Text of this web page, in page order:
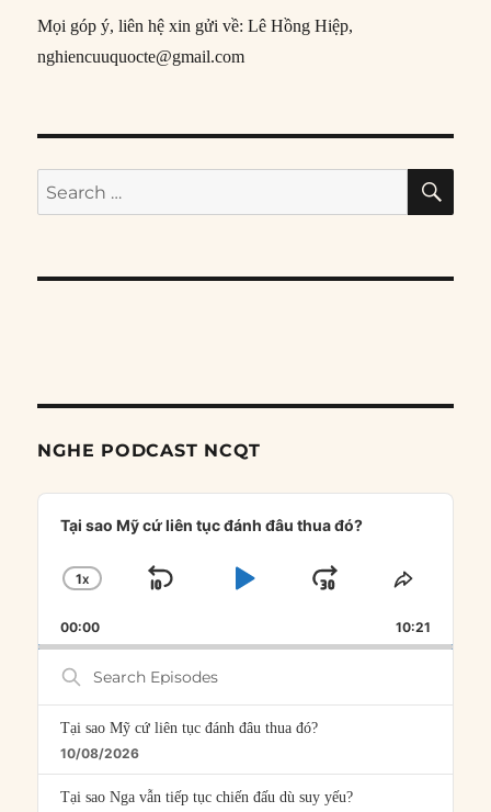
Mọi góp ý, liên hệ xin gửi về: Lê Hồng Hiệp,
nghiencuuquocte@gmail.com
Search
for:
NGHE PODCAST NCQT
Audio
Player
Tại sao Mỹ cứ liên tục đánh đâu thua đó?
CHANGE
RATE
1X
SKIP
PLAYJUMP
FORWARD
SHARE
00:00 10:21
Search
Episodes
Tại sao Mỹ cứ liên tục đánh đâu thua đó?
10/08/2026
Tại sao Nga vẫn tiếp tục chiến đấu dù suy yếu?